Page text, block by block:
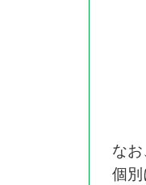
８
８
な
個